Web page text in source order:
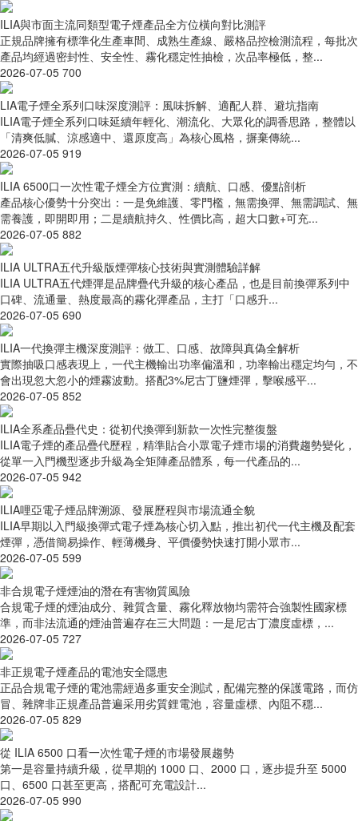
ILIA與市面主流同類型電子煙產品全方位橫向對比測評
正規品牌擁有標準化生產車間、成熟生產線、嚴格品控檢測流程，每批次
產品均經過密封性、安全性、霧化穩定性抽檢，次品率極低，整...
2026-07-05 700
LIA電子煙全系列口味深度測評：風味拆解、適配人群、避坑指南
ILIA電子煙全系列口味延續年輕化、潮流化、大眾化的調香思路，整體以
「清爽低膩、涼感適中、還原度高」為核心風格，摒棄傳統...
2026-07-05 919
ILIA 6500口一次性電子煙全方位實測：續航、口感、優點剖析
產品核心優勢十分突出：一是免維護、零門檻，無需換彈、無需調試、無
需養護，即開即用；二是續航持久、性價比高，超大口數+可充...
2026-07-05 882
ILIA ULTRA五代升級版煙彈核心技術與實測體驗詳解
ILIA ULTRA五代煙彈是品牌疊代升級的核心產品，也是目前換彈系列中
口碑、流通量、熱度最高的霧化彈產品，主打「口感升...
2026-07-05 690
ILIA一代換彈主機深度測評：做工、口感、故障與真偽全解析
實際抽吸口感表現上，一代主機輸出功率偏溫和，功率輸出穩定均勻，不
會出現忽大忽小的煙霧波動。搭配3%尼古丁鹽煙彈，擊喉感平...
2026-07-05 852
ILIA全系產品疊代史：從初代換彈到新款一次性完整復盤
ILIA電子煙的產品疊代歷程，精準貼合小眾電子煙市場的消費趨勢變化，
從單一入門機型逐步升級為全矩陣產品體系，每一代產品的...
2026-07-05 942
ILIA哩亞電子煙品牌溯源、發展歷程與市場流通全貌
ILIA早期以入門級換彈式電子煙為核心切入點，推出初代一代主機及配套
煙彈，憑借簡易操作、輕薄機身、平價優勢快速打開小眾市...
2026-07-05 599
非合規電子煙煙油的潛在有害物質風險
合規電子煙的煙油成分、雜質含量、霧化釋放物均需符合強製性國家標
準，而非法流通的煙油普遍存在三大問題：一是尼古丁濃度虛標，...
2026-07-05 727
非正規電子煙產品的電池安全隱患
正品合規電子煙的電池需經過多重安全測試，配備完整的保護電路，而仿
冒、雜牌非正規產品普遍采用劣質鋰電池，容量虛標、內阻不穩...
2026-07-05 829
從 ILIA 6500 口看一次性電子煙的市場發展趨勢
第一是容量持續升級，從早期的 1000 口、2000 口，逐步提升至 5000
口、6500 口甚至更高，搭配可充電設計...
2026-07-05 990